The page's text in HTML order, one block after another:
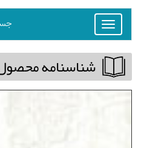
Toggle
navigation
شناسنامه